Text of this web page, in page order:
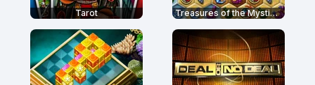
Tarot Treasures of the Mystic Sea